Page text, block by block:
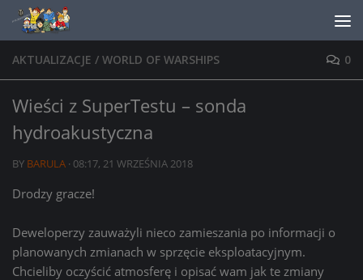
Skip to content
AKTUALIZACJE / WORLD OF WARSHIPS 0
Wieści z SuperTestu – sonda
hydroakustyczna
BY BARULA · 08:17, 21 WRZEŚNIA 2018
Drodzy gracze!
Deweloperzy zauważyli nieco zamieszania po informacji o
planowanych zmianach w sprzęcie eksploatacyjnym.
Chcieliby oczyścić atmosferę i opisać wam jak te zmiany